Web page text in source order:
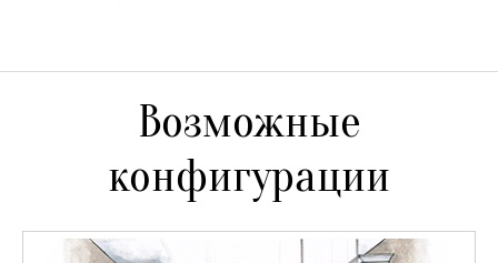
Возможные
конфигурации